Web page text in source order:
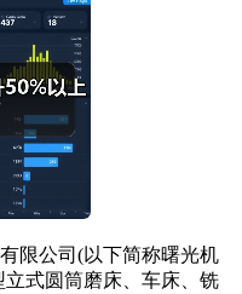
公司(以下简称曙光机
式圆筒磨床、车床、铣